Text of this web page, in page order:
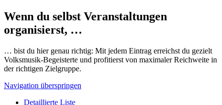
Wenn du selbst Veranstaltungen
organisierst, …
… bist du hier genau richtig: Mit jedem Eintrag erreichst du gezielt
Volksmusik-Begeisterte und profitierst von maximaler Reichweite in
der richtigen Zielgruppe.
Navigation überspringen
Detaillierte Liste